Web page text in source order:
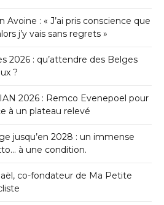
Avoine : « J’ai pris conscience que
j’y vais sans regrets »
2026 : qu’attendre des Belges
?
2026 : Remco Evenepoel pour
à un plateau relevé
jusqu’en 2028 : un immense
à une condition.
co-fondateur de Ma Petite